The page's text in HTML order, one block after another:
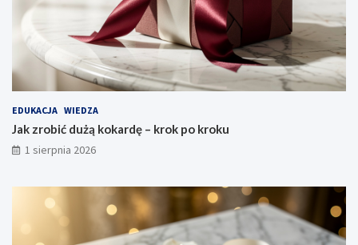
EDUKACJA WIEDZA
Jak zrobić dużą kokardę – krok po kroku
1 sierpnia 2026